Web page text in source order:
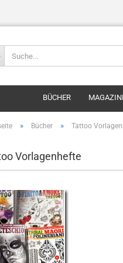
BÜCHER
» Bücher » Tattoo
Vorlagenhefte